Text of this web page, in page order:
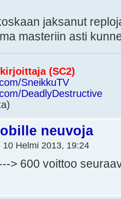
jaksanut
masteriin asti
(SC2)
SneikkuTV
DeadlyDestructive
neuvoja
10 Helmi 2013, 19:24
> 600 voittoo